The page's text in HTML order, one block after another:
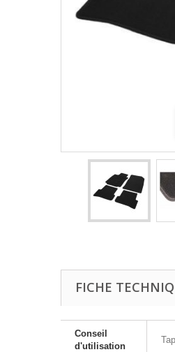
FICHE
Conseil
d'utilisation